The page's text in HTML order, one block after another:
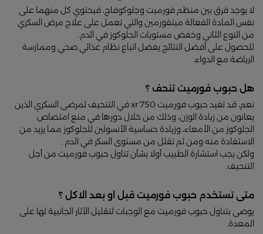
لا يوجد فرق بين منظم فورميت وجلوكوفاج، فيحتوي كل منهما على
نفس المادة الفعالة ميتفورمين والتي تعمل على علاج مرض السكري
من النوع الثاني وخفض مستويات الجلوكوز في الدم.
للحصول على أفضل النتائج يفضل اتباع نظام غذائي صحي وممارسة
الرياضة مع الدواء.
هل حبوب فورميت تنحف ؟
نعم، قد تفيد حبوب فورميت 750 xr في التنحيف لمرضى السكري الذين
يعانون من زيادة الوزن، وذلك من خلال دورها في منع امتصاص
الجلوكوز من الأمعاء، وزيادة حساسية الأنسولين للجلوكوز مما يزيد من
الاستفادة منه ومن ثم تقلل من مستوى السكر في الدم .
ولكن يجب استشارة الطبيب أولا بشأن تناول حبوب فورميت من أجل
التنحيف.
متى تستخدم حبوب فورميت قبل او بعد الاكل ؟
يوصى بتناول حبوب فورميت مع الوجبات لتقليل الآثار الجانبية لها على
المعدة.